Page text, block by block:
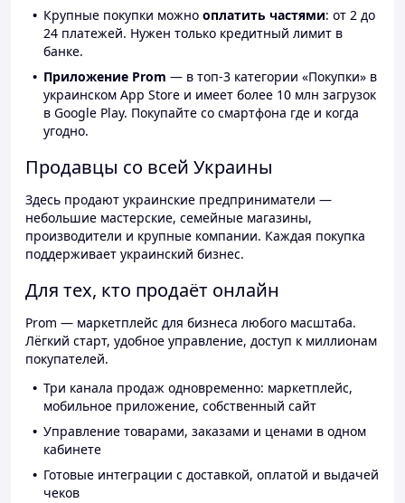
Крупные покупки можно оплатить частями: от 2 до
24 платежей. Нужен только кредитный лимит в
банке.
Приложение Prom — в топ-3 категории «Покупки» в
украинском App Store и имеет более 10 млн загрузок
в Google Play. Покупайте со смартфона где и когда
угодно.
Продавцы со всей Украины
Здесь продают украинские предприниматели —
небольшие мастерские, семейные магазины,
производители и крупные компании. Каждая покупка
поддерживает украинский бизнес.
Для тех, кто продаёт онлайн
Prom — маркетплейс для бизнеса любого масштаба.
Лёгкий старт, удобное управление, доступ к миллионам
покупателей.
Три канала продаж одновременно: маркетплейс,
мобильное приложение, собственный сайт
Управление товарами, заказами и ценами в одном
кабинете
Готовые интеграции с доставкой, оплатой и выдачей
чеков